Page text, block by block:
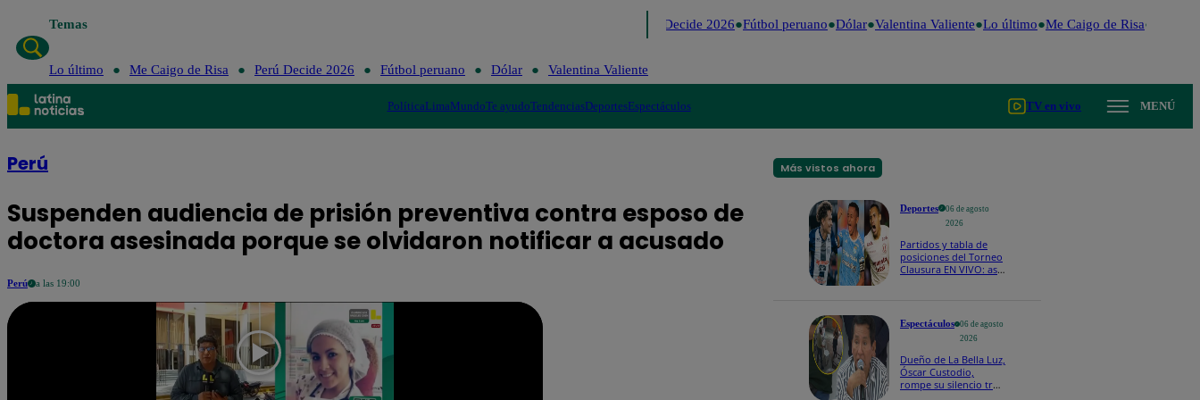
Temas Perú Decide 2026 Fútbol peruano Dólar Valentina Valiente Lo último Me Caigo de Risa
Lo último Me Caigo de Risa Perú Decide 2026 Fútbol peruano Dólar Valentina Valiente
PolíticaLimaMundoTe ayudoTendenciasDeportesEspectáculos TV en vivo MENÚ
Perú
Suspenden audiencia de prisión preventiva contra esposo de
doctora asesinada porque se olvidaron notificar a acusado
Perú a las 19:00
Más vistos ahora
Deportes
06 de agosto
2026
Partidos y tabla de
posiciones del Torneo
Clausura EN VIVO: así
Espectáculos
06 de agosto
2026
Dueño de La Bella Luz,
Óscar Custodio,
rompe su silencio tras